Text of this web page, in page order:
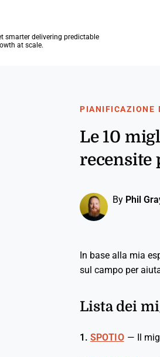
smarter delivering predictable
at scale.
PIANIFICAZIONE
Le 10
recensite
By Phil
In base alla mia
sul campo per
Lista dei
1. SPOTIO — Il